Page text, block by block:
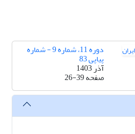
دوره 11، شماره 9 - شماره
پیاپی 83
آذر 1403
صفحه26-39